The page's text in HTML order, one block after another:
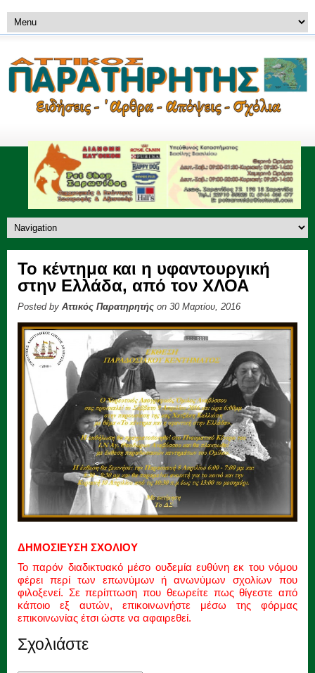
Το κέντημα και η υφαντουργική
στην Ελλάδα, από τον ΧΛΟΑ
Posted by Αττικός Παρατηρητής on 30 Μαρτίου, 2016
ΔΗΜΟΣΙΕΥΣΗ ΣΧΟΛΙΟΥ
Το παρόν διαδικτυακό μέσο ουδεμία ευθύνη εκ του νόμου
φέρει περί των επωνύμων ή ανωνύμων σχολίων που
φιλοξενεί. Σε περίπτωση που θεωρείτε πως θίγεστε από
κάποιο εξ αυτών, επικοινωνήστε μέσω της φόρμας
επικοινωνίας έτσι ώστε να αφαιρεθεί.
Σχολιάστε